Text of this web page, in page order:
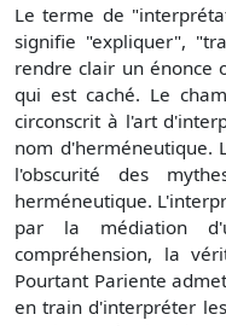
Le terme de
signifie "expliquer",
rendre clair un énonce
qui est caché. Le
circonscrit à l'art
nom d'herméneutique.
l'obscurité des
herméneutique.
par la médiation
compréhension, la
Pourtant Pariente
en train d'interpréter